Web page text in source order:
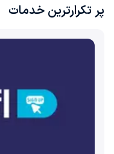
پر تکرارترین خدمات